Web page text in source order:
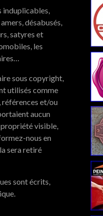
induplicables,
désabusés,
satyres et
les
sous copyright,
utilisés comme
et/ou
aucun
visible,
nous en
sera retiré
sont écrits,